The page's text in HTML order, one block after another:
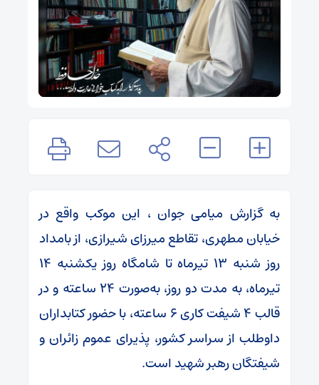
به گزارش میامی جوان ، این موکب واقع در
خیابان مطهری، تقاطع میرزای شیرازی، از بامداد
روز شنبه ۱۳ تیرماه تا شامگاه روز یکشنبه ۱۴
تیرماه، به مدت دو روز، به‌صورت ۲۴ ساعته و در
قالب ۴ شیفت کاری ۶ ساعته، با حضور کتابداران
داوطلب از سراسر کشور، پذیرای عموم زائران و
شیفتگان رهبر شهید است.